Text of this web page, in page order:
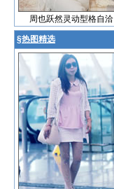
周也跃然灵动型格自洽
§热图精选